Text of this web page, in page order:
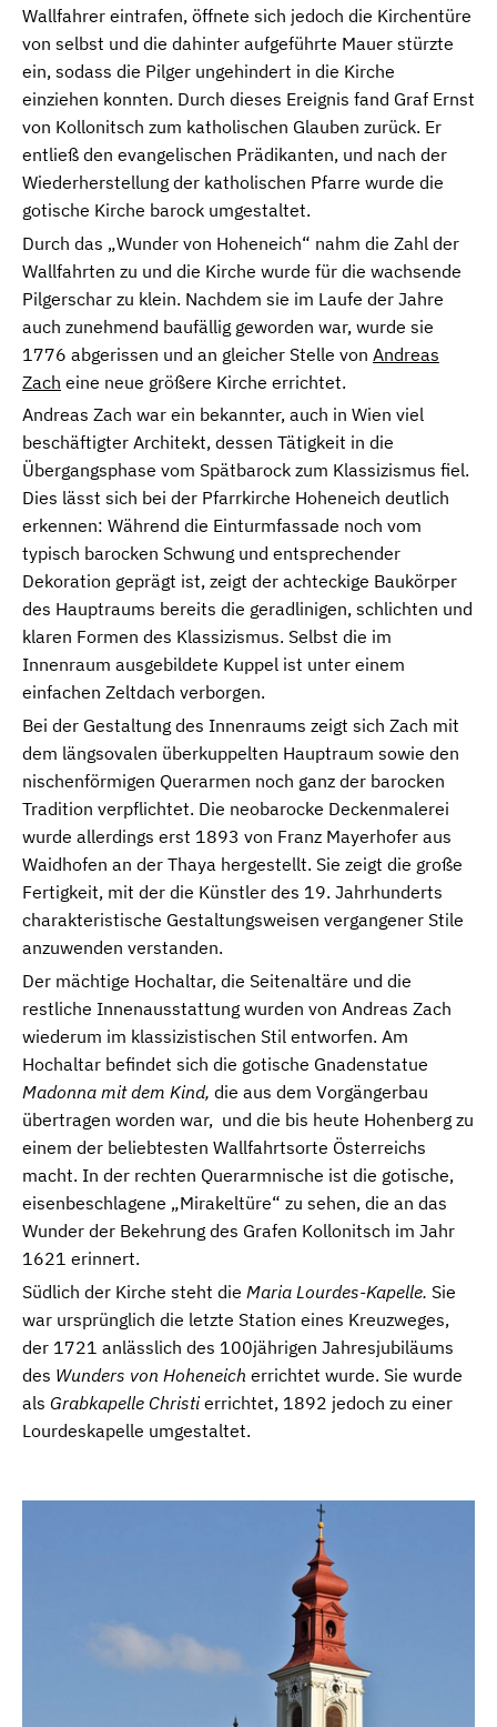
Wallfahrer eintrafen, öffnete sich jedoch die Kirchentüre
von selbst und die dahinter aufgeführte Mauer stürzte
ein, sodass die Pilger ungehindert in die Kirche
einziehen konnten. Durch dieses Ereignis fand Graf Ernst
von Kollonitsch zum katholischen Glauben zurück. Er
entließ den evangelischen Prädikanten, und nach der
Wiederherstellung der katholischen Pfarre wurde die
gotische Kirche barock umgestaltet.
Durch das „Wunder von Hoheneich“ nahm die Zahl der
Wallfahrten zu und die Kirche wurde für die wachsende
Pilgerschar zu klein. Nachdem sie im Laufe der Jahre
auch zunehmend baufällig geworden war, wurde sie
1776 abgerissen und an gleicher Stelle von Andreas
Zach eine neue größere Kirche errichtet.
Andreas Zach war ein bekannter, auch in Wien viel
beschäftigter Architekt, dessen Tätigkeit in die
Übergangsphase vom Spätbarock zum Klassizismus fiel.
Dies lässt sich bei der Pfarrkirche Hoheneich deutlich
erkennen: Während die Einturmfassade noch vom
typisch barocken Schwung und entsprechender
Dekoration geprägt ist, zeigt der achteckige Baukörper
des Hauptraums bereits die geradlinigen, schlichten und
klaren Formen des Klassizismus. Selbst die im
Innenraum ausgebildete Kuppel ist unter einem
einfachen Zeltdach verborgen.
Bei der Gestaltung des Innenraums zeigt sich Zach mit
dem längsovalen überkuppelten Hauptraum sowie den
nischenförmigen Querarmen noch ganz der barocken
Tradition verpflichtet. Die neobarocke Deckenmalerei
wurde allerdings erst 1893 von Franz Mayerhofer aus
Waidhofen an der Thaya hergestellt. Sie zeigt die große
Fertigkeit, mit der die Künstler des 19. Jahrhunderts
charakteristische Gestaltungsweisen vergangener Stile
anzuwenden verstanden.
Der mächtige Hochaltar, die Seitenaltäre und die
restliche Innenausstattung wurden von Andreas Zach
wiederum im klassizistischen Stil entworfen. Am
Hochaltar befindet sich die gotische Gnadenstatue
Madonna mit dem Kind, die aus dem Vorgängerbau
übertragen worden war, und die bis heute Hohenberg zu
einem der beliebtesten Wallfahrtsorte Österreichs
macht. In der rechten Querarmnische ist die gotische,
eisenbeschlagene „Mirakeltüre“ zu sehen, die an das
Wunder der Bekehrung des Grafen Kollonitsch im Jahr
1621 erinnert.
Südlich der Kirche steht die Maria Lourdes-Kapelle. Sie
war ursprünglich die letzte Station eines Kreuzweges,
der 1721 anlässlich des 100jährigen Jahresjubiläums
des Wunders von Hoheneich errichtet wurde. Sie wurde
als Grabkapelle Christierrichtet, 1892 jedoch zu einer
Lourdeskapelle umgestaltet.